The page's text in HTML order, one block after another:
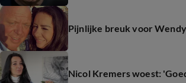
Pijnlijke breuk voor
Nicol Kremers woest: